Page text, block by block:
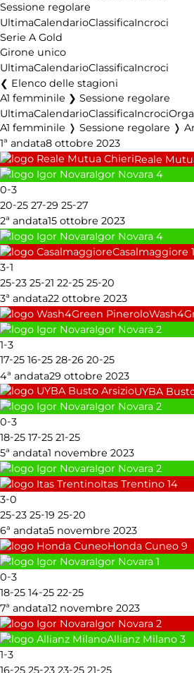
Sessione regolare
UltimaCalendarioClassificaIncroci
Serie A Gold
Girone unico
UltimaCalendarioClassificaIncroci
Elenco delle stagioni
A1 femminile ❯ Sessione regolare
UltimaCalendarioClassificaIncroci
A1 femminile ❭ Sessione regolare ❭
1ª andata8 ottobre 2023
Reale
Igor Novara 4
0-3
20-25 27-29 25-27
2ª andata15 ottobre 2023
Igor Novara 4
Casalmaggiore
3-1
25-23 25-21 22-25 25-20
3ª andata22 ottobre 2023
Igor Novara 2
1-3
17-25 16-25 28-26 20-25
4ª andata29 ottobre 2023
UYBA
Igor Novara 2
0-3
18-25 17-25 21-25
5ª andata1 novembre 2023
Igor Novara 2
Itas Trentino 14
3-0
25-23 25-19 25-20
6ª andata5 novembre 2023
Honda Cuneo 9
Igor Novara 1
0-3
18-25 14-25 22-25
7ª andata12 novembre 2023
Igor Novara 2
Allianz Milano 3
1-3
16-25 25-23 23-25 21-25